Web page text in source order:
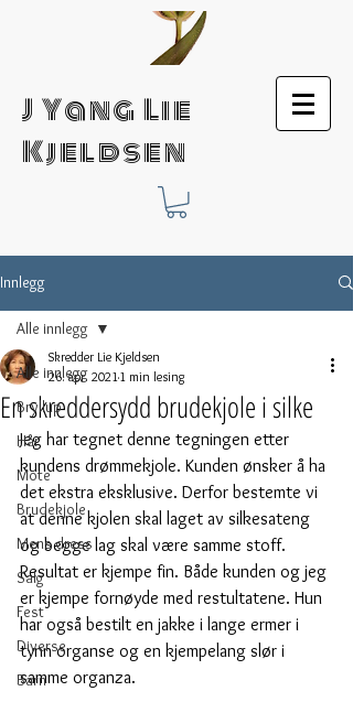
J Yang Lie
Kjeldsen
Innlegg
Alle innlegg
Bryllup
Hår
Mote
Brudekjole
Mens dress
Salg
Fest
Diverse
Barn
Alle innlegg
En skreddersydd brudekjole i silke
Skredder Lie Kjeldsen
26. apr. 2021 1 min lesing
Jeg har tegnet denne tegningen etter
kundens drømmekjole. Kunden ønsker å ha
det ekstra eksklusive. Derfor bestemte vi
at denne kjolen skal laget av silkesateng
og begge lag skal være samme stoff.
Resultat er kjempe fin. Både kunden og jeg
er kjempe fornøyde med restultatene. Hun
har også bestilt en jakke i lange ermer i
tynn organse og en kjempelang slør i
samme organza.